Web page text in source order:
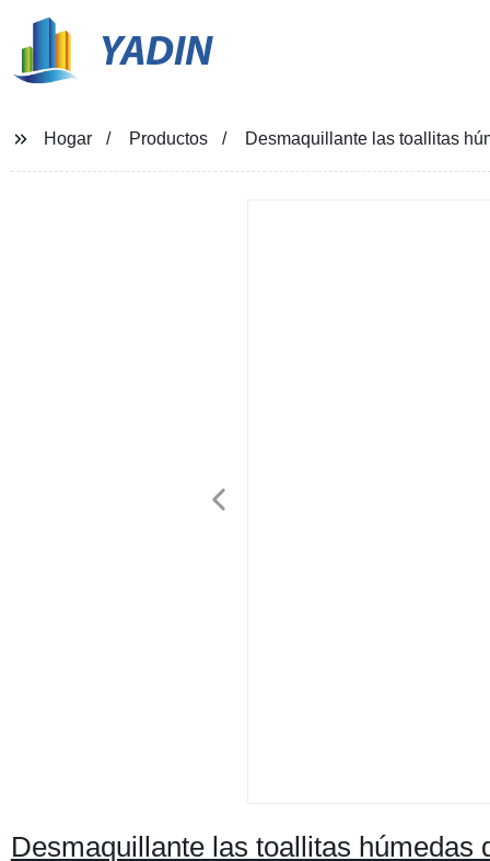
YADIN
Hogar Productos Desmaquillante las toallitas
Desmaquillante las toallitas húmedas